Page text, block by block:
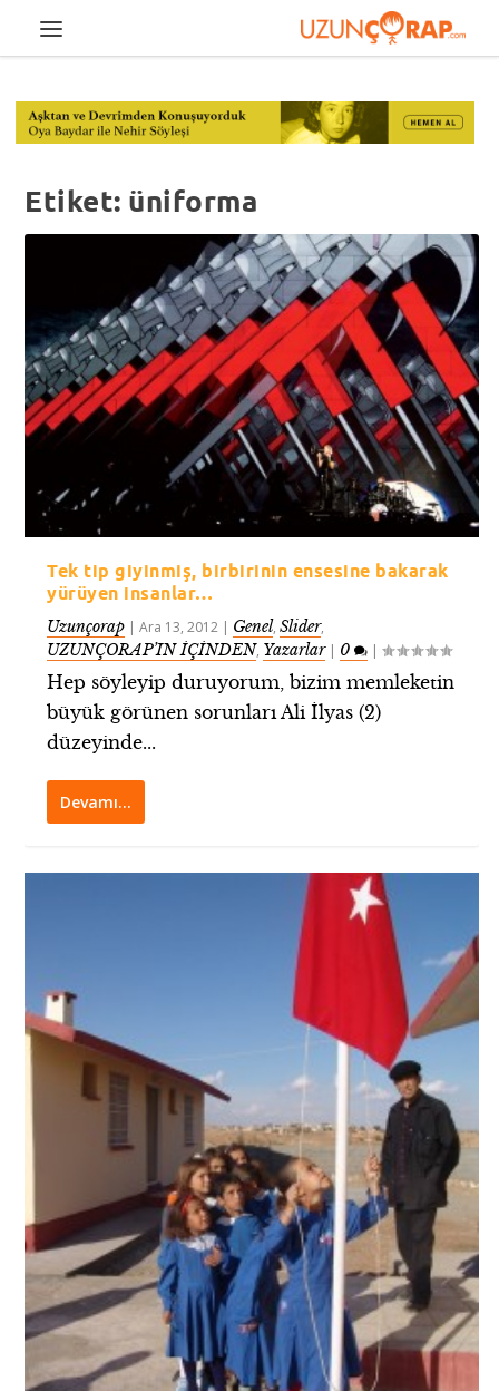
Etiket: üniforma
Tek tip giyinmiş, birbirinin ensesine bakarak
yürüyen insanlar…
Uzunçorap |Ara 13, 2012 | Genel,Slider,
UZUNÇORAP’IN İÇİNDEN, Yazarlar| 0 |
Hep söyleyip duruyorum, bizim memleketin
büyük görünen sorunları Ali İlyas (2)
düzeyinde...
Devamı…